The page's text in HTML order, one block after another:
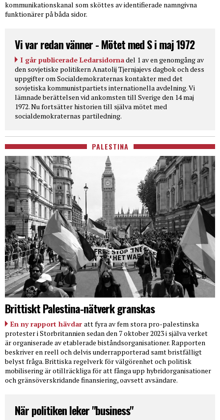
kommunikationskanal som sköttes av identifierade namngivna
funktionärer på båda sidor.
Vi var redan vänner - Mötet med S i maj 1972
I går publicerade Ledarsidornadel 1 av en genomgång av
den sovjetiske politikern Anatolij Tjernjajevs dagbok och dess
uppgifter om Socialdemokraternas kontakter med det
sovjetiska kommunistpartiets internationella avdelning. Vi
lämnade berättelsen vid ankomsten till Sverige den 14 maj
1972. Nu fortsätter historien till själva mötet med
socialdemokraternas partiledning.
PALESTINA
Brittiskt Palestina-nätverk granskas
En ny rapport hävdar att fyra av fem stora pro-palestinska
protester i Storbritannien sedan den 7 oktober 2023 i själva verket
är organiserade av etablerade biståndsorganisationer. Rapporten
beskriver en reell och delvis underrapporterad samt bristfälligt
belyst fråga. Brittiska regelverk för välgörenhet och politisk
mobilisering är otillräckliga för att fånga upp hybridorganisationer
och gränsöverskridande finansiering, oavsett avsändare.
När politiken leker "business"